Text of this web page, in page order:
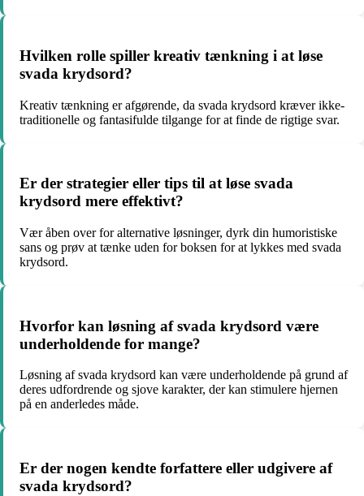
Hvilken rolle spiller kreativ tænkning i at løse
svada krydsord?
Kreativ tænkning er afgørende, da svada krydsord kræver ikke-
traditionelle og fantasifulde tilgange for at finde de rigtige svar.
Er der strategier eller tips til at løse svada
krydsord mere effektivt?
Vær åben over for alternative løsninger, dyrk din humoristiske
sans og prøv at tænke uden for boksen for at lykkes med svada
krydsord.
Hvorfor kan løsning af svada krydsord være
underholdende for mange?
Løsning af svada krydsord kan være underholdende på grund af
deres udfordrende og sjove karakter, der kan stimulere hjernen
på en anderledes måde.
Er der nogen kendte forfattere eller udgivere af
svada krydsord?